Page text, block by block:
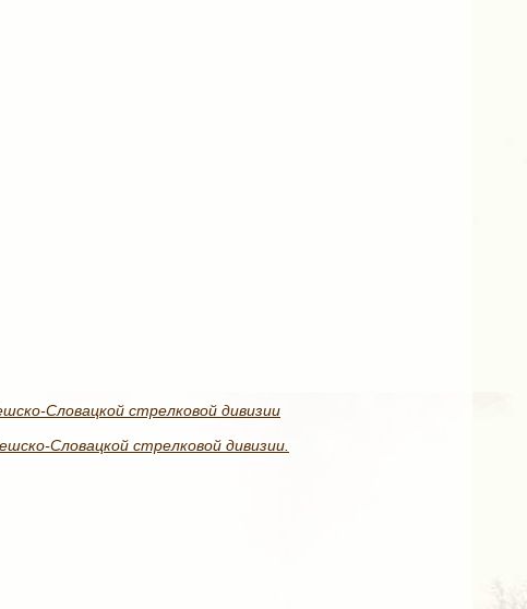
Словацкой стрелковой дивизии
Словацкой стрелковой дивизии.